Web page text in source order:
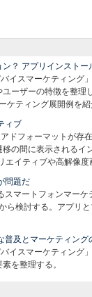
？ アプリインストー
イスマーケティング
ーザーの特徴を整
ケティング展開例を紹
ィブ
ドフォーマットが存
の間に表示されるイ
イティブや高解像度
問題だ
マートフォンマー
ら検討する。アプリ
及とマーケティング
イスマーケティング
を整理する。